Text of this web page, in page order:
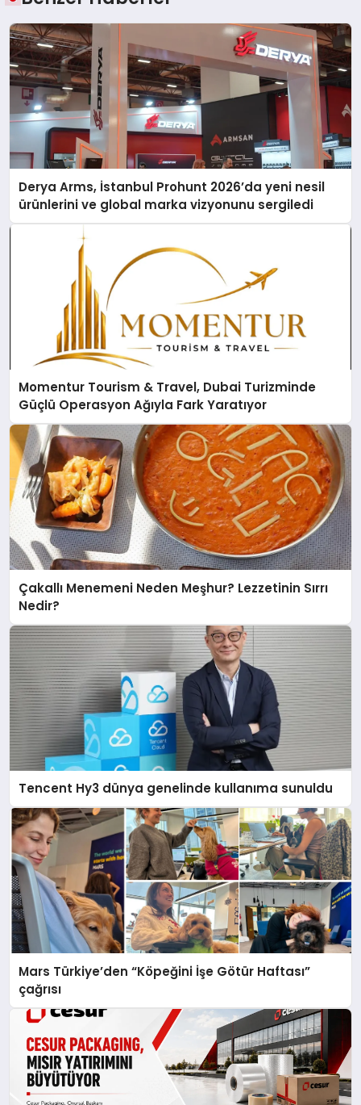
Derya Arms, İstanbul Prohunt 2026’da yeni nesil
ürünlerini ve global marka vizyonunu sergiledi
Momentur Tourism & Travel, Dubai Turizminde
Güçlü Operasyon Ağıyla Fark Yaratıyor
Çakallı Menemeni Neden Meşhur? Lezzetinin Sırrı
Nedir?
Tencent Hy3 dünya genelinde kullanıma sunuldu
Mars Türkiye’den “Köpeğini İşe Götür Haftası”
çağrısı